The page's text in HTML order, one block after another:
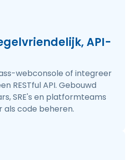
API-
webconsole of integreer
RESTful API. Gebouwd
SRE's en platformteams
code beheren.